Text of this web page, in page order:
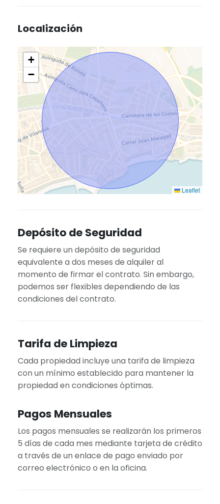
Localización
+
−
Leaflet
Depósito de Seguridad
Se requiere un depósito de seguridad
equivalente a dos meses de alquiler al
momento de firmar el contrato. Sin embargo,
podemos ser flexibles dependiendo de las
condiciones del contrato.
Tarifa de Limpieza
Cada propiedad incluye una tarifa de limpieza
con un mínimo establecido para mantener la
propiedad en condiciones óptimas.
Pagos Mensuales
Los pagos mensuales se realizarán los primeros
5 días de cada mes mediante tarjeta de crédito
a través de un enlace de pago enviado por
correo electrónico o en la oficina.